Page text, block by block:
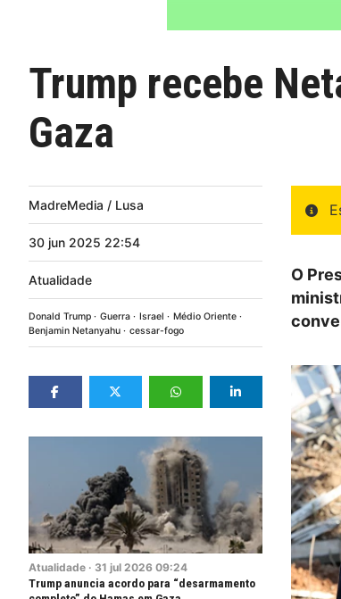
Trump recebe
Gaza
MadreMedia / Lusa
30 jun 2025 22:54
Atualidade
Donald Trump Guerra Israel
Médio Oriente
Benjamin Netanyahu
cessar-fogo
Atualidade · 31 jul 2026 09:24
Trump anuncia acordo para “desarmamento
O